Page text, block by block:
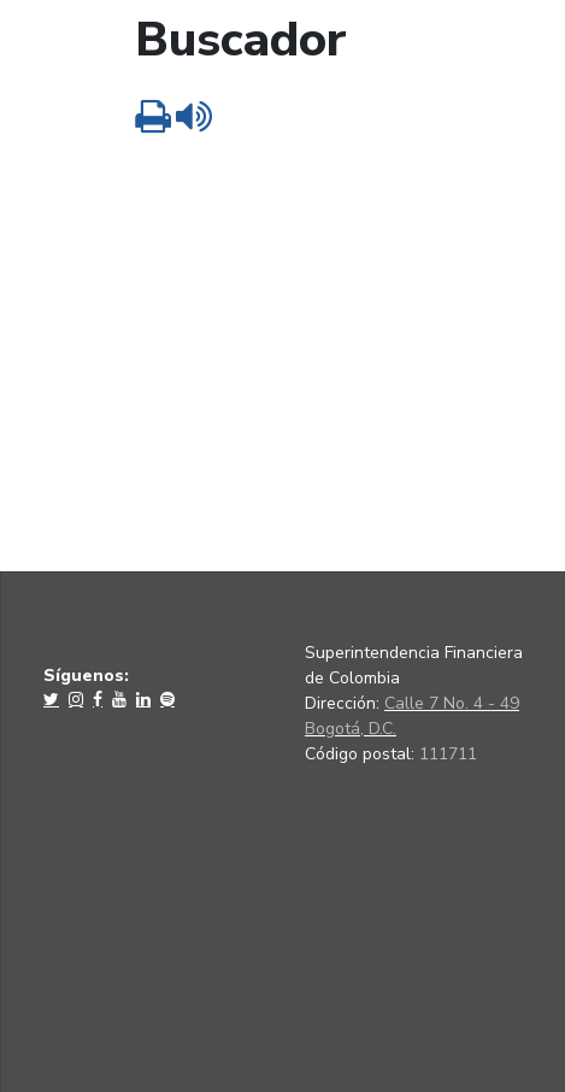
Buscador
Imprimir
Síguenos:
Superintendencia Financiera
de Colombia
Dirección: Calle 7 No. 4 - 49
Bogotá, D.C.
Código postal: 111711